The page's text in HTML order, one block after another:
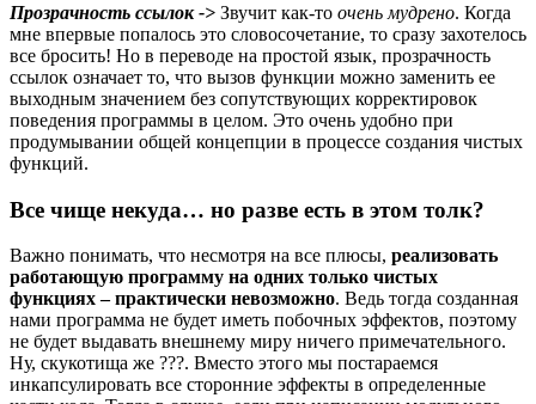
Прозрачность ссылок -> Звучит как-то очень мудрено. Когда
мне впервые попалось это словосочетание, то сразу захотелось
все бросить! Но в переводе на простой язык, прозрачность
ссылок означает то, что вызов функции можно заменить ее
выходным значением без сопутствующих корректировок
поведения программы в целом. Это очень удобно при
продумывании общей концепции в процессе создания чистых
функций.
Все чище некуда… но разве есть в этом толк?
Важно понимать, что несмотря на все плюсы, реализовать
работающую программу на одних только чистых
функциях – практически невозможно. Ведь тогда созданная
нами программа не будет иметь побочных эффектов, поэтому
не будет выдавать внешнему миру ничего примечательного.
Ну, скукотища же ???. Вместо этого мы постараемся
инкапсулировать все сторонние эффекты в определенные